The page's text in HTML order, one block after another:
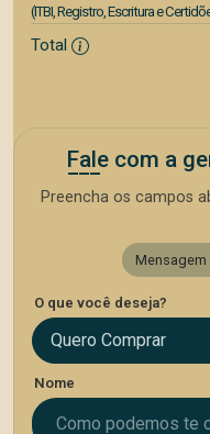
(ITBI, Registro, Escritura e
Total
Fale com a
Preencha os campos
Mensagem
O que você deseja?
Quero Comprar
Nome